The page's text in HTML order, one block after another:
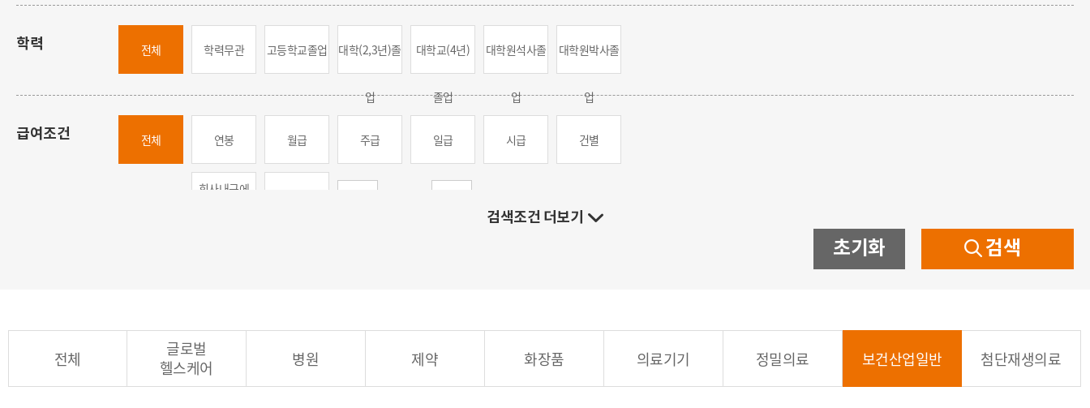
학력 전체 학력무관 고등학교졸업 대학(2,3년)졸
업
대학교(4년)
졸업
대학원석사졸
업
대학원박사졸
업
급여조건 전체 연봉 월급 주급 일급 시급 건별
회사내규에
가능자
(일상대화)
(원어민 수준, 의료통역)
검색조건 더보기
초기화 검색
전체
글로벌
헬스케어
병원 제약 화장품 의료기기 정밀의료 보건산업일반 첨단재생의료